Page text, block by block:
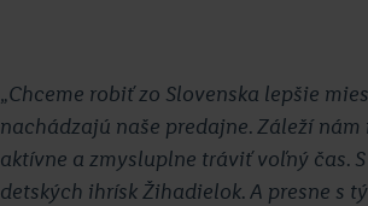
„Chceme robiť zo Slovenska lepšie
nachádzajú naše predajne. Záleží
aktívne a zmysluplne tráviť voľný čas.
detských ihrísk Žihadielok. A presne s